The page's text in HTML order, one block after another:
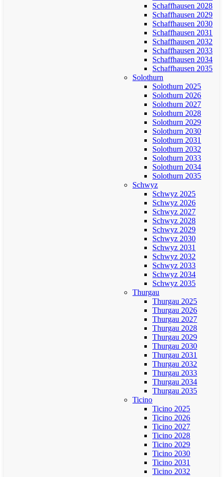
Schaffhausen 2028
Schaffhausen 2029
Schaffhausen 2030
Schaffhausen 2031
Schaffhausen 2032
Schaffhausen 2033
Schaffhausen 2034
Schaffhausen 2035
Solothurn
Solothurn 2025
Solothurn 2026
Solothurn 2027
Solothurn 2028
Solothurn 2029
Solothurn 2030
Solothurn 2031
Solothurn 2032
Solothurn 2033
Solothurn 2034
Solothurn 2035
Schwyz
Schwyz 2025
Schwyz 2026
Schwyz 2027
Schwyz 2028
Schwyz 2029
Schwyz 2030
Schwyz 2031
Schwyz 2032
Schwyz 2033
Schwyz 2034
Schwyz 2035
Thurgau
Thurgau 2025
Thurgau 2026
Thurgau 2027
Thurgau 2028
Thurgau 2029
Thurgau 2030
Thurgau 2031
Thurgau 2032
Thurgau 2033
Thurgau 2034
Thurgau 2035
Ticino
Ticino 2025
Ticino 2026
Ticino 2027
Ticino 2028
Ticino 2029
Ticino 2030
Ticino 2031
Ticino 2032